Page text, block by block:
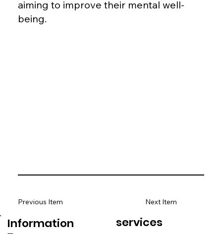
aiming to improve their mental well-
being.
Next Item
Previous Item
Information services